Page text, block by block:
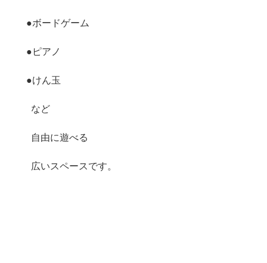
●ボードゲーム
●ピアノ
●けん玉
など
自由に遊べる
広いスペースです。